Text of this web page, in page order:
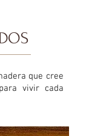
que cree
vivir cada